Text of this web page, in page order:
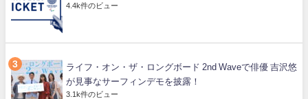
4.4k件のビュー
ライフ・オン・ザ・ロングボード 2nd Waveで俳優 吉沢悠
が見事なサーフィンデモを披露！
3.1k件のビュー